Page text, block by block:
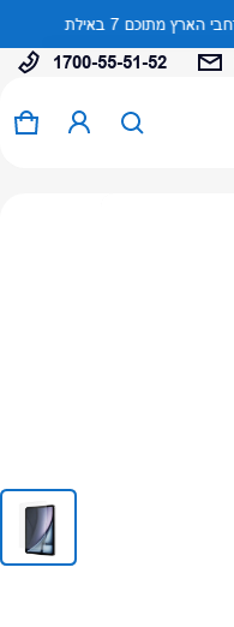
1700-55-51-52
0 פריטים